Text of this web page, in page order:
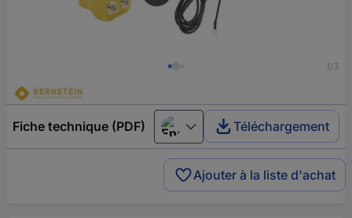
1/3
Fiche technique (PDF) English Téléchargement
Ajouter à la liste d'achat